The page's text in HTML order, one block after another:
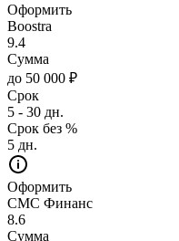
Оформить
Boostra
9.4
Сумма
до 50 000 ₽
Срок
5 - 30 дн.
Срок без %
5 дн.
Оформить
СМС Финанс
8.6
Сумма